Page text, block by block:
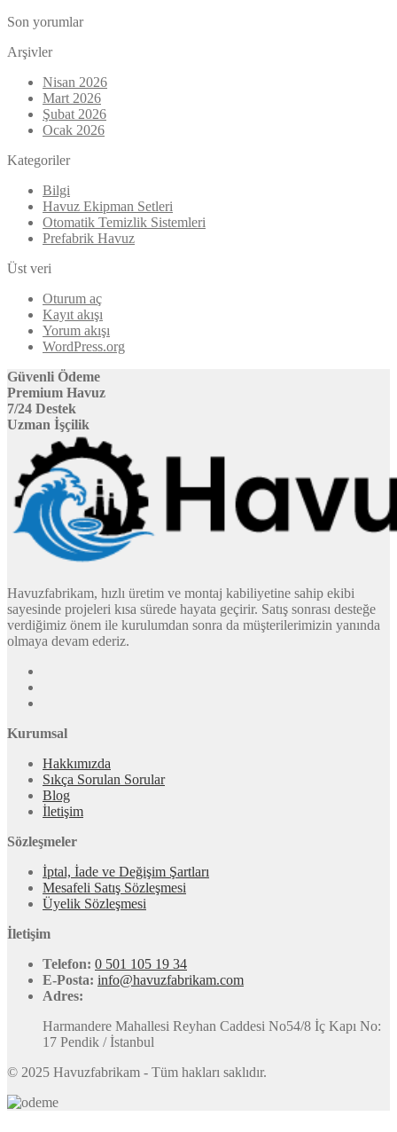
Son yorumlar
Arşivler
Nisan 2026
Mart 2026
Şubat 2026
Ocak 2026
Kategoriler
Bilgi
Havuz Ekipman Setleri
Otomatik Temizlik Sistemleri
Prefabrik Havuz
Üst veri
Oturum aç
Kayıt akışı
Yorum akışı
WordPress.org
Güvenli Ödeme
Premium Havuz
7/24 Destek
Uzman İşçilik
Havuzfabrikam, hızlı üretim ve montaj kabiliyetine sahip ekibi
sayesinde projeleri kısa sürede hayata geçirir. Satış sonrası desteğe
verdiğimiz önem ile kurulumdan sonra da müşterilerimizin yanında
olmaya devam ederiz.
Kurumsal
Hakkımızda
Sıkça Sorulan Sorular
Blog
İletişim
Sözleşmeler
İptal, İade ve Değişim Şartları
Mesafeli Satış Sözleşmesi
Üyelik Sözleşmesi
İletişim
Telefon: 0 501 105 19 34
E-Posta: info@havuzfabrikam.com
Adres:
Harmandere Mahallesi Reyhan Caddesi No54/8 İç Kapı No:
17 Pendik / İstanbul
© 2025 Havuzfabrikam - Tüm hakları saklıdır.